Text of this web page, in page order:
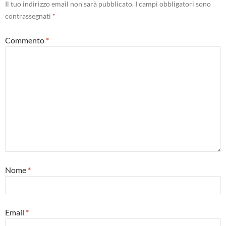
Il tuo indirizzo email non sarà pubblicato. I campi obbligatori sono
contrassegnati *
Commento *
Nome *
Email *